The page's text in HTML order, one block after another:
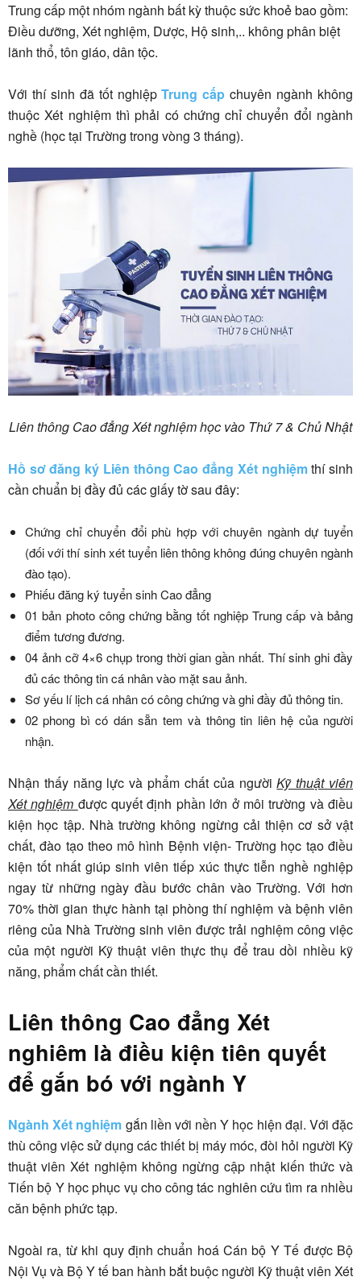
Trung cấp một nhóm ngành bất kỳ thuộc sức khoẻ bao gồm:
Điều dưỡng, Xét nghiệm, Dược, Hộ sinh,.. không phân biệt
lãnh thổ, tôn giáo, dân tộc.
Với thí sinh đã tốt nghiệpTrung cấp chuyên ngành không
thuộc Xét nghiệm thì phải có chứng chỉ chuyển đổi ngành
nghề (học tại Trường trong vòng 3 tháng).
Liên thông Cao đẳng Xét nghiệm học vào Thứ 7 & Chủ Nhật
Hồ sơ đăng ký Liên thông Cao đẳng Xét nghiệmthí sinh
cần chuẩn bị đầy đủ các giấy tờ sau đây:
Chứng chỉ chuyển đổi phù hợp với chuyên ngành dự tuyển
(đối với thí sinh xét tuyển liên thông không đúng chuyên ngành
đào tạo).
Phiếu đăng ký tuyển sinh Cao đẳng
01 bản photo công chứng bằng tốt nghiệp Trung cấp và bảng
điểm tương đương.
04 ảnh cỡ 4×6 chụp trong thời gian gần nhất. Thí sinh ghi đầy
đủ các thông tin cá nhân vào mặt sau ảnh.
Sơ yếu lí lịch cá nhân có công chứng và ghi đầy đủ thông tin.
02 phong bì có dán sẵn tem và thông tin liên hệ của người
nhận.
Nhận thấy năng lực và phẩm chất của ngườiKỹ thuật viên
Xét nghiệm được quyết định phần lớn ở môi trường và điều
kiện học tập. Nhà trường không ngừng cải thiện cơ sở vật
chất, đào tạo theo mô hình Bệnh viện- Trường học tạo điều
kiện tốt nhất giúp sinh viên tiếp xúc thực tiễn nghề nghiệp
ngay từ những ngày đầu bước chân vào Trường. Với hơn
70% thời gian thực hành tại phòng thí nghiệm và bệnh viên
riêng của Nhà Trường sinh viên được trải nghiệm công việc
của một người Kỹ thuật viên thực thụ để trau dồi nhiều kỹ
năng, phẩm chất cần thiết.
Liên thông Cao đẳng Xét
nghiêm là điều kiện tiên quyết
để gắn bó với ngành Y
Ngành Xét nghiệm gắn liền với nền Y học hiện đại. Với đặc
thù công việc sử dụng các thiết bị máy móc, đòi hỏi người Kỹ
thuật viên Xét nghiệm không ngừng cập nhật kiến thức và
Tiến bộ Y học phục vụ cho công tác nghiên cứu tìm ra nhiều
căn bệnh phức tạp.
Ngoài ra, từ khi quy định chuẩn hoá Cán bộ Y Tế được Bộ
Nội Vụ và Bộ Y tế ban hành bắt buộc người Kỹ thuật viên Xét